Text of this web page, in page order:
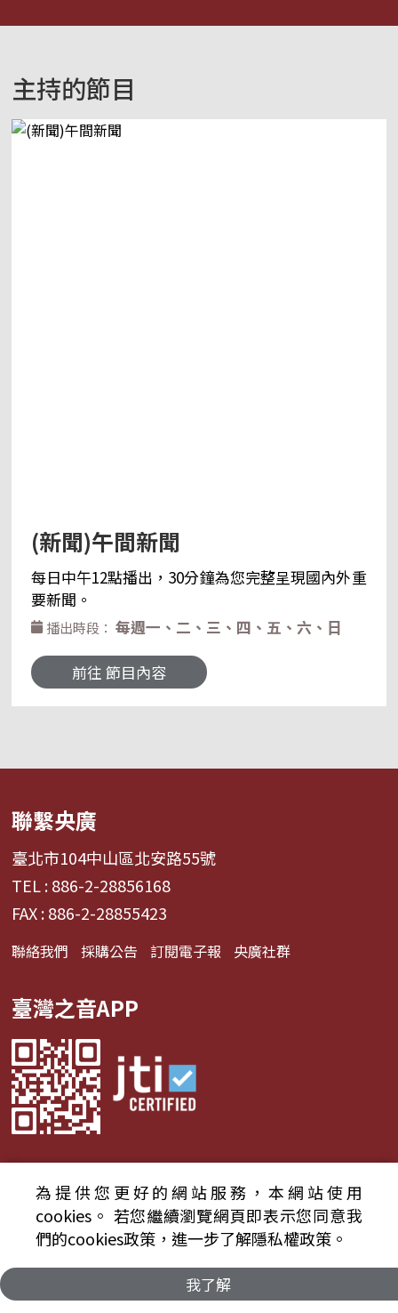
主持的節目
(新聞)午間新聞
每日中午12點播出，30分鐘為您完整呈現國內外重
要新聞。
播出時段： 每週一、二、三、四、五、六、日
前往 節目內容
聯繫央廣
臺北市104中山區北安路55號
TEL : 886-2-28856168
FAX : 886-2-28855423
聯絡我們 採購公告 訂閱電子報 央廣社群
臺灣之音APP
© 2024財團法人中央廣播電臺 版權所有
資通安全政策聲明
服務條款 隱私權條款
為提供您更好的網站服務，本網站使用
cookies。 若您繼續瀏覽網頁即表示您同意我
們的cookies政策，進一步了解隱私權政策。
我了解